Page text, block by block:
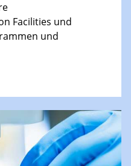
Facilities und
und